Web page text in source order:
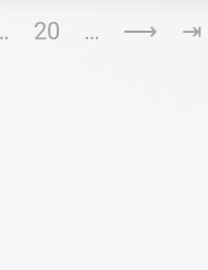
20 … ⟶ ⇥